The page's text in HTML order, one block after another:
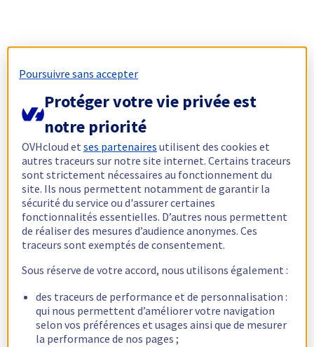
Poursuivre sans accepter
Protéger votre vie privée est
notre priorité
OVHcloud etses partenaires utilisent des cookies et
autres traceurs sur notre site internet. Certains traceurs
sont strictement nécessaires au fonctionnement du
site. Ils nous permettent notamment de garantir la
sécurité du service ou d'assurer certaines
fonctionnalités essentielles. D’autres nous permettent
de réaliser des mesures d’audience anonymes. Ces
traceurs sont exemptés de consentement.
Sous réserve de votre accord, nous utilisons également :
des traceurs de performance et de personnalisation :
qui nous permettent d’améliorer votre navigation
selon vos préférences et usages ainsi que de mesurer
la performance de nos pages ;